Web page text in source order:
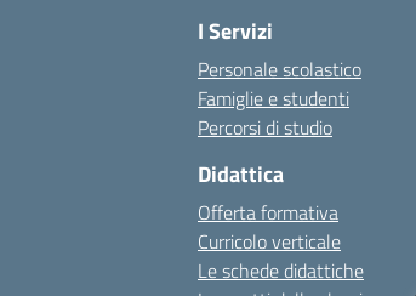
I Servizi
Personale scolastico
Famiglie e studenti
Percorsi di studio
Didattica
Offerta formativa
Curricolo verticale
Le schede didattiche